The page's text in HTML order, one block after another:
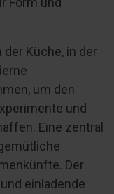
Küche, in der
um den
und
Eine zentral
Der
einladende